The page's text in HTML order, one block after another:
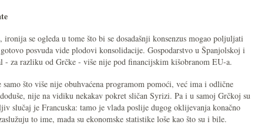
se ogleda u tome što bi se dosadašnji konsenzus mogao poljuljati
posvuda vide plodovi konsolidacije. Gospodarstvo u Španjolskoj i
- za razliku od Grčke - više nije pod financijskim kišobranom EU-a.
samo što više nije obuhvaćena programom pomoći, već ima i odlične
nije na vidiku nekakav pokret sličan Syrizi. Pa i u samoj Grčkoj su
slučaj je Francuska: tamo je vlada poslije dugog oklijevanja konačno
to ime, mada su ekonomske statistike loše kao što su i bile.